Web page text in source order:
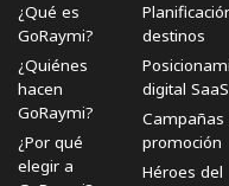
¿Qué es
GoRaymi?
¿Quiénes
hacen
GoRaymi?
¿Por qué
elegir a
destinos
digital SaaS
Campañas
promoción
Héroes del